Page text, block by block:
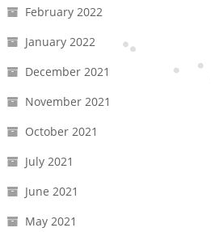
February 2022
January 2022
December 2021
November 2021
October 2021
July 2021
June 2021
May 2021